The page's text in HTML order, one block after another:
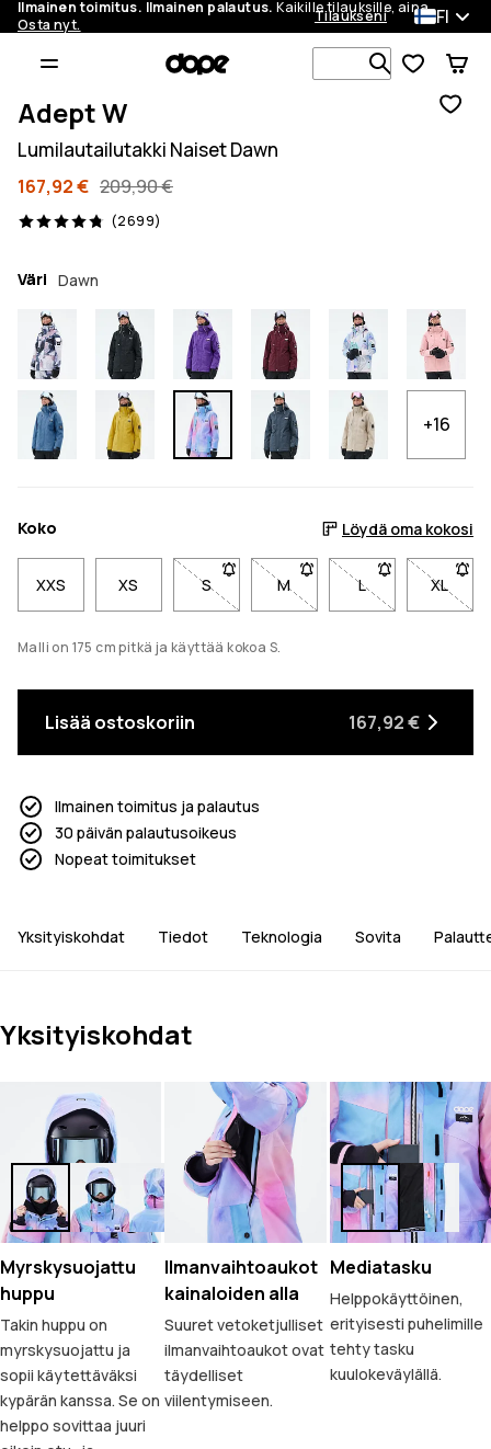
Ilmainen toimitus. Ilmainen palautus. Kaikille tilauksille, aina.
Osta nyt.
Tilaukseni FI
Etsi 1 000+
Adept W
Lumilautailutakki Naiset Dawn
167,92 € 209,90 €
(2699)
2699 arvostelut, 4.8/5
Väri Dawn
+16
Koko Löydä oma kokosi
XXS XS S- Koko S ei ole saatavilla. Napsauta
M- Koko M ei ole saatavilla.
L- Koko L ei ole
XL- Koko
Malli on 175 cm pitkä ja käyttää kokoa S.
Lisää ostoskoriin 167,92 €
Ilmainen toimitus ja palautus
30 päivän palautusoikeus
Nopeat toimitukset
Yksityiskohdat Tiedot Teknologia Sovita
Yksityiskohdat
Myrskysuojattu
huppu
Takin huppu on
myrskysuojattu ja
sopii käytettäväksi
kypärän kanssa. Se on
helppo sovittaa juuri
Ilmanvaihtoaukot
kainaloiden alla
Suuret vetoketjulliset
ilmanvaihtoaukot ovat
täydelliset
viilentymiseen.
Mediatasku
Helppokäyttöinen,
erityisesti puhelimille
tehty tasku
kuulokeväylällä.